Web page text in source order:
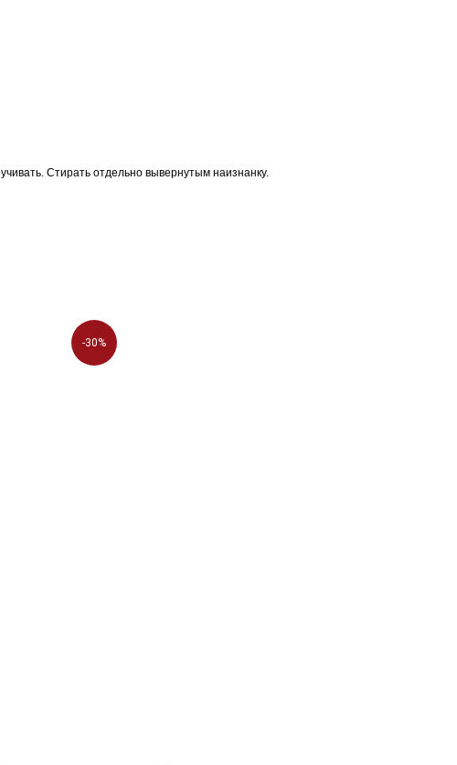
Стирать отдельно вывернутым наизнанку.
-30%